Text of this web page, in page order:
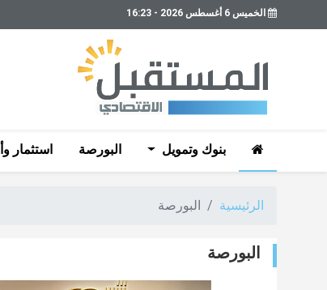
الخميس 6 أغسطس 2026 - 16:23
بنوك وتمويل البورصة استثمار
الرئيسية البورصة
البورصة